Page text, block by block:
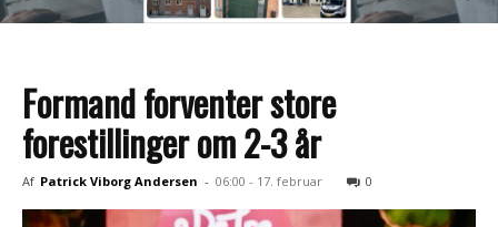
Formand forventer store
forestillinger om 2-3 år
Af Patrick Viborg Andersen - 06:00 - 17. februar 0